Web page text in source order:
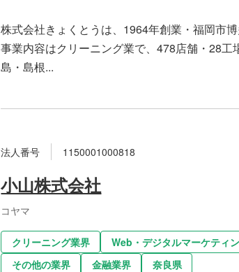
株式会社きょくとうは、1964年創業・福岡市
事業内容はクリーニング業で、478店舗・28
島・島根...
法人番号 1150001000818
小山株式会社
コヤマ
クリーニング業界 Web・デジタルマーケティ
その他の業界
金融業界 奈良県